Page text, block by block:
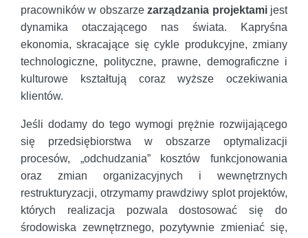
pracowników w obszarzezarządzania projektamijest
dynamika otaczającego nas świata. Kapryśna
ekonomia, skracające się cykle produkcyjne, zmiany
technologiczne, polityczne, prawne, demograficzne i
kulturowe kształtują coraz wyższe oczekiwania
klientów.
Jeśli dodamy do tego wymogi prężnie rozwijającego
się przedsiębiorstwa w obszarze optymalizacji
procesów, „odchudzania” kosztów funkcjonowania
oraz zmian organizacyjnych i wewnętrznych
restrukturyzacji, otrzymamy prawdziwy splot projektów,
których realizacja pozwala dostosować się do
środowiska zewnętrznego, pozytywnie zmieniać się,